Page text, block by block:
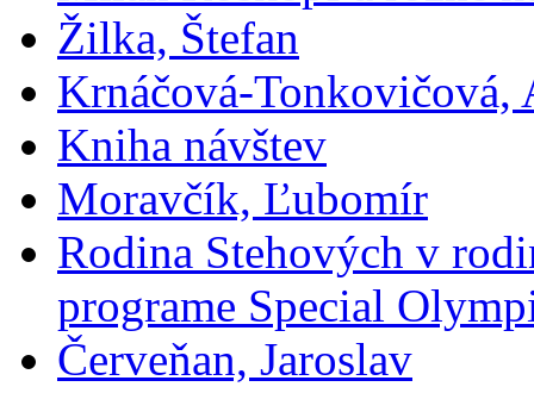
Žilka, Štefan
Krnáčová-Tonkovičová,
Kniha návštev
Moravčík, Ľubomír
Rodina Stehových v
programe Special
Červeňan, Jaroslav